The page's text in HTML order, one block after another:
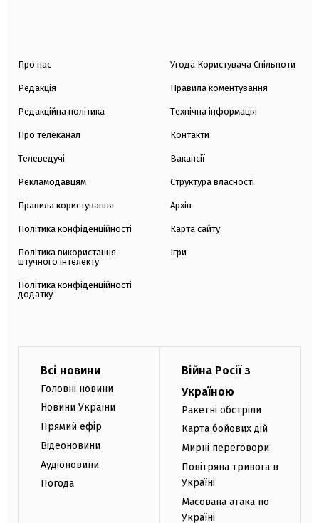
Про нас
Редакція
Редакційна політика
Про телеканал
Телеведучі
Рекламодавцям
Правила користування
Політика конфіденційності
Політика використання
штучного інтелекту
Політика конфіденційності
додатку
Угода Користувача Спільноти
Правила коментування
Технічна інформація
Контакти
Вакансії
Структура власності
Архів
Карта сайту
Ігри
Всі новини
Головні новини
Новини України
Прямий ефір
Відеоновини
Аудіоновини
Погода
Війна Росії з
Україною
Ракетні обстріли
Карта бойових дій
Мирні переговори
Повітряна тривога в
Україні
Масована атака по
Україні